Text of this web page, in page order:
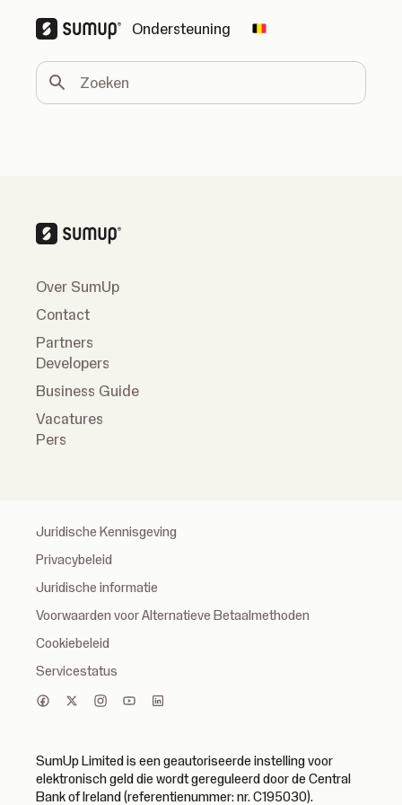
Ondersteuning Change country
Zoeken
Over SumUp
Contact
Partners
Developers
Business Guide
Vacatures
Pers
Juridische Kennisgeving
Privacybeleid
Juridische informatie
Voorwaarden voor Alternatieve Betaalmethoden
Cookiebeleid
Servicestatus
SumUp Limited is een geautoriseerde instelling voor
elektronisch geld die wordt gereguleerd door de Central
Bank of Ireland (referentienummer: nr. C195030).